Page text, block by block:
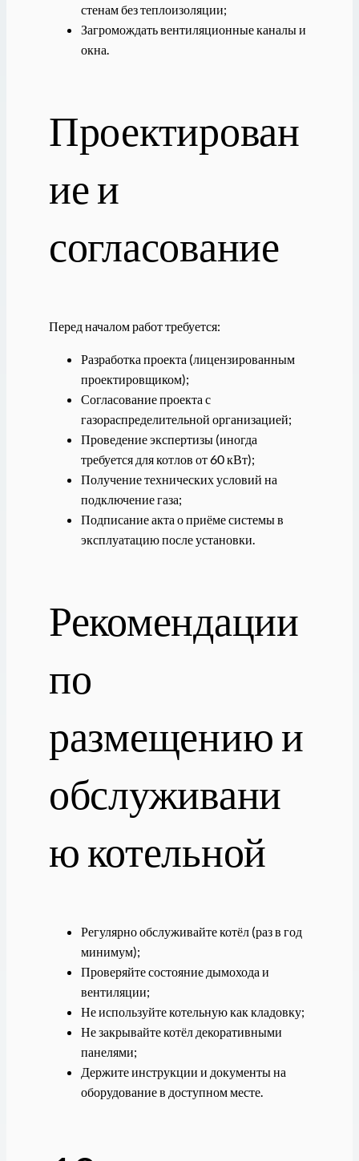
стенам без теплоизоляции;
Загромождать вентиляционные каналы и
окна.
Проектирован
ие и
согласование
Перед началом работ требуется:
Разработка проекта (лицензированным
проектировщиком);
Согласование проекта с
газораспределительной организацией;
Проведение экспертизы (иногда
требуется для котлов от 60 кВт);
Получение технических условий на
подключение газа;
Подписание акта о приёме системы в
эксплуатацию после установки.
Рекомендации
по
размещению и
обслуживани
ю котельной
Регулярно обслуживайте котёл (раз в год
минимум);
Проверяйте состояние дымохода и
вентиляции;
Не используйте котельную как кладовку;
Не закрывайте котёл декоративными
панелями;
Держите инструкции и документы на
оборудование в доступном месте.